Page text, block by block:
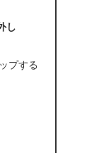
し
プする